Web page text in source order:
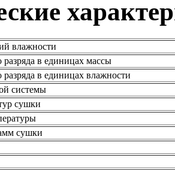
влажности
в единицах массы
в единицах влажности
системы
сушки
сушки